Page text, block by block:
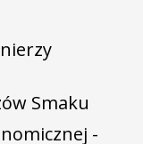
Smaku
-